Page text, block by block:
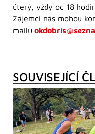
úterý, vždy od 18
Zájemci nás mohou
mailu
SOUVISEJÍCÍ